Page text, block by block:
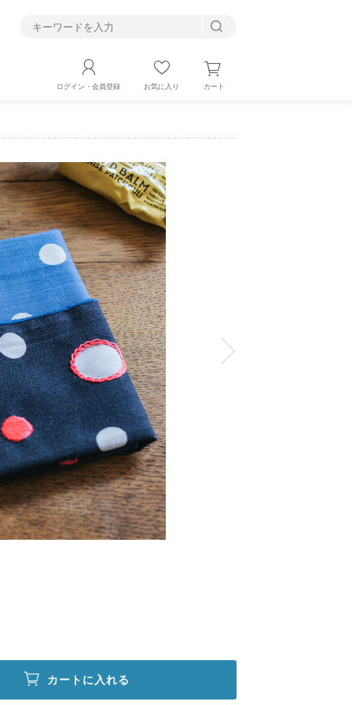
ログイン・会員登録 お気に入り カート
カートに入れる